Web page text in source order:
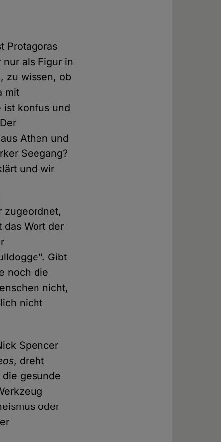
Protagoras
als Figur in
zu wissen, ob
mit
ist konfus und
Athen und
Seegang?
und wir
zugeordnet,
das Wort der
Gibt
noch die
nicht,
nicht
Spencer
, dreht
gesunde
oder